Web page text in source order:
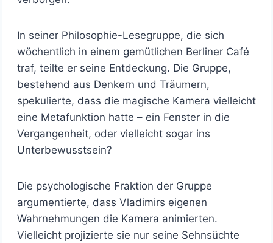
In seiner Philosophie-Lesegruppe, die sich
wöchentlich in einem gemütlichen Berliner Café
traf, teilte er seine Entdeckung. Die Gruppe,
bestehend aus Denkern und Träumern,
spekulierte, dass die magische Kamera vielleicht
eine Metafunktion hatte – ein Fenster in die
Vergangenheit, oder vielleicht sogar ins
Unterbewusstsein?
Die psychologische Fraktion der Gruppe
argumentierte, dass Vladimirs eigenen
Wahrnehmungen die Kamera animierten.
Vielleicht projizierte sie nur seine Sehnsüchte